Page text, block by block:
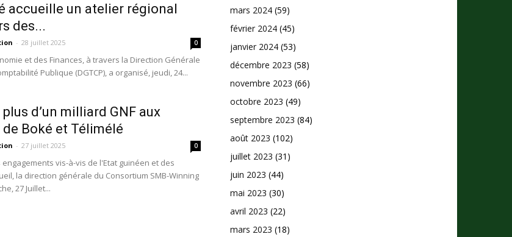
accueille un atelier régional
des...
- 28 juillet 2025 0
et des Finances, à travers la Direction Générale
Publique (DGTCP), a organisé, jeudi, 24...
d’un milliard GNF aux
Boké et Télimélé
- 27 juillet 2025 0
vis-à-vis de l'Etat guinéen et des
la direction générale du Consortium SMB-Winning
27 Juillet...
mars 2024 (59)
février 2024 (45)
janvier 2024 (53)
décembre 2023 (58)
novembre 2023 (66)
octobre 2023 (49)
septembre 2023 (84)
août 2023 (102)
juillet 2023 (31)
juin 2023 (44)
mai 2023 (30)
avril 2023 (22)
mars 2023 (18)